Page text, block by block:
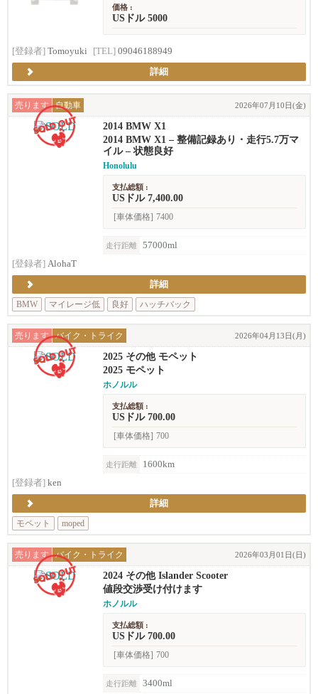
価格 :
USドル 5000
[登録者] Tomoyuki [TEL] 09046188949
詳細
売ります 自動車 2026年07月10日(金)
2014 BMW X1
2014 BMW X1 – 整備記録あり・走行5.7万マ
イル – 状態良好
Honolulu
支払総額 :
USドル 7,400.00
[車体価格] 7400
走行距離
57000ml
[登録者] AlohaT
詳細
BMW
マイレージ低 良好 ハッチバック
売ります バイク・トライク 2026年04月13日(月)
2025 その他 モペット
2025 モペット
ホノルル
支払総額 :
USドル 700.00
[車体価格] 700
走行距離
1600km
[登録者] ken
詳細
モペット
moped
売ります バイク・トライク 2026年03月01日(日)
2024 その他 Islander Scooter
値段交渉受け付けます
ホノルル
支払総額 :
USドル 700.00
[車体価格] 700
走行距離 3400ml